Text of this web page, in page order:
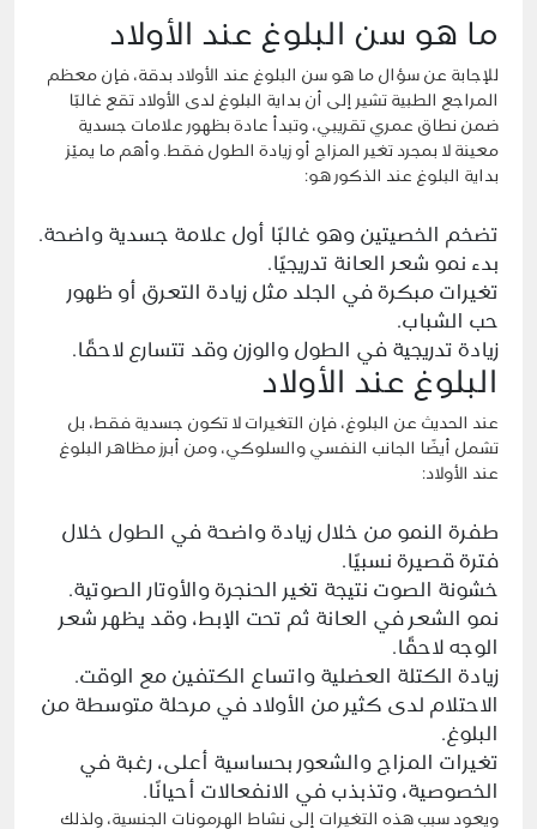
ما هو سن البلوغ عند الأولاد
للإجابة عن سؤال ما هو سن البلوغ عند الأولاد بدقة، فإن معظم
المراجع الطبية تشير إلى أن بداية البلوغ لدى الأولاد تقع غالبًا
ضمن نطاق عمري تقريبي، وتبدأ عادة بظهور علامات جسدية
معينة لا بمجرد تغير المزاج أو زيادة الطول فقط. وأهم ما يميّز
بداية البلوغ عند الذكور هو:
تضخم الخصيتين وهو غالبًا أول علامة جسدية واضحة.
بدء نمو شعر العانة تدريجيًا.
تغيرات مبكرة في الجلد مثل زيادة التعرق أو ظهور
حب الشباب.
زيادة تدريجية في الطول والوزن وقد تتسارع لاحقًا.
البلوغ عند الأولاد
عند الحديث عن البلوغ ، فإن التغيرات لا تكون جسدية فقط، بل
تشمل أيضًا الجانب النفسي والسلوكي، ومن أبرز مظاهر البلوغ
عند الأولاد:
طفرة النمو من خلال زيادة واضحة في الطول خلال
فترة قصيرة نسبيًا.
خشونة الصوت نتيجة تغير الحنجرة والأوتار الصوتية.
نمو الشعر في العانة ثم تحت الإبط، وقد يظهر شعر
الوجه لاحقًا.
زيادة الكتلة العضلية واتساع الكتفين مع الوقت.
الاحتلام لدى كثير من الأولاد في مرحلة متوسطة من
البلوغ.
تغيرات المزاج والشعور بحساسية أعلى، رغبة في
الخصوصية، وتذبذب في الانفعالات أحيانًا.
ويعود سبب هذه التغيرات إلى نشاط الهرمونات الجنسية، ولذلك